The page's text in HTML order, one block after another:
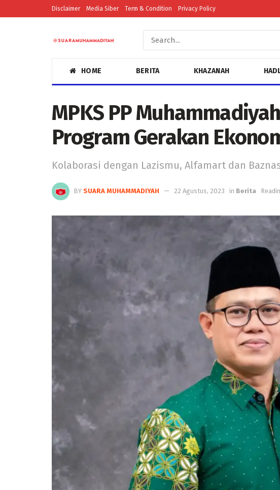
Disclaimer Media Siber Term & Condition Privacy Policy
HOME BERITA KHAZANAH
MPKS PP
Program Gerakan
Kolaborasi dengan Lazismu, Alfamart dan
BY SUARA MUHAMMADIYAH 22 Agustus, 2023 in Berita